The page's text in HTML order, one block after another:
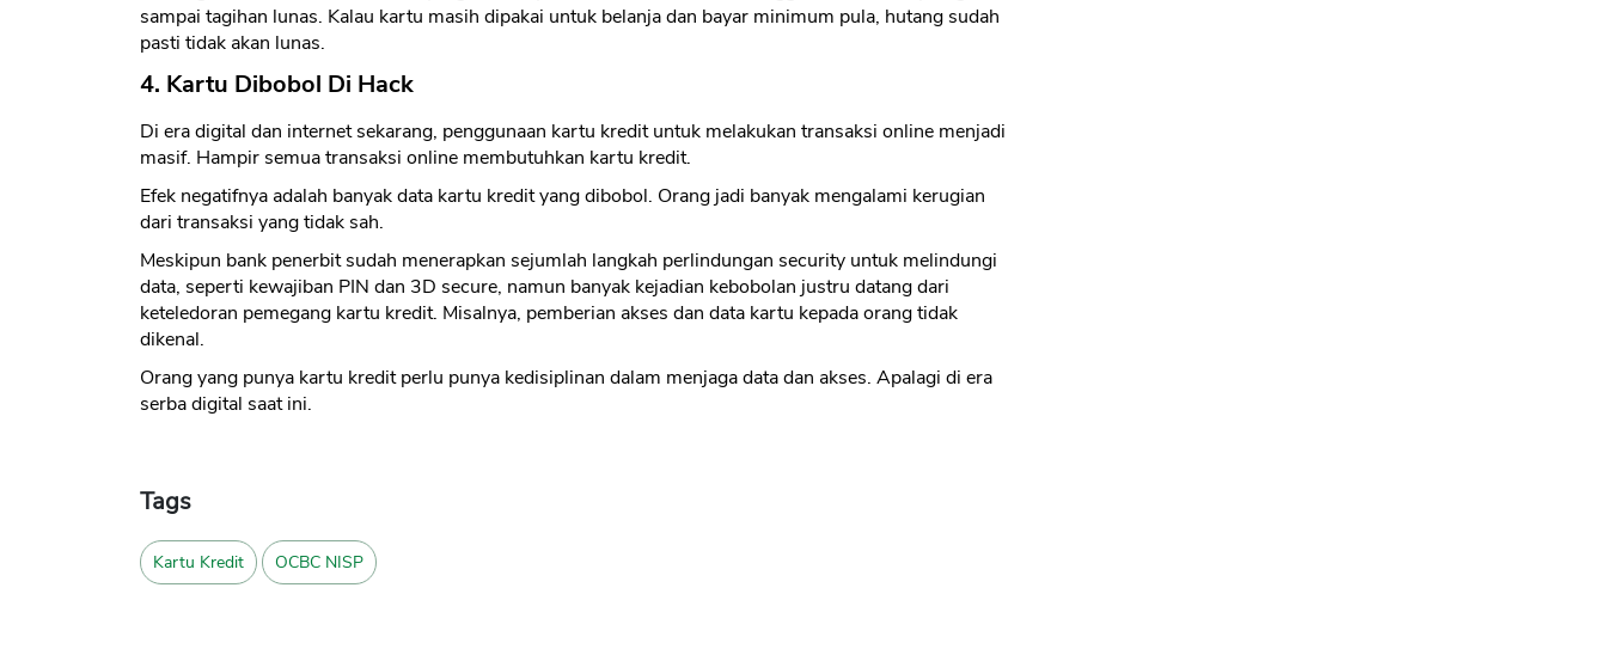
sampai tagihan lunas. Kalau kartu masih dipakai untuk belanja dan bayar minimum pula, hutang sudah
pasti tidak akan lunas.
4. Kartu Dibobol Di Hack
Di era digital dan internet sekarang, penggunaan kartu kredit untuk melakukan transaksi online menjadi
masif. Hampir semua transaksi online membutuhkan kartu kredit.
Efek negatifnya adalah banyak data kartu kredit yang dibobol. Orang jadi banyak mengalami kerugian
dari transaksi yang tidak sah.
Meskipun bank penerbit sudah menerapkan sejumlah langkah perlindungan security untuk melindungi
data, seperti kewajiban PIN dan 3D secure, namun banyak kejadian kebobolan justru datang dari
keteledoran pemegang kartu kredit. Misalnya, pemberian akses dan data kartu kepada orang tidak
dikenal.
Orang yang punya kartu kredit perlu punya kedisiplinan dalam menjaga data dan akses. Apalagi di era
serba digital saat ini.
Tags
Kartu Kredit OCBC NISP